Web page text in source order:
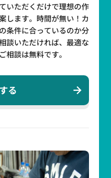
いただくだけで理想の作
します。時間が無い！カ
条件に合っているのか分
談いただければ、最適な
相談は無料です。
る